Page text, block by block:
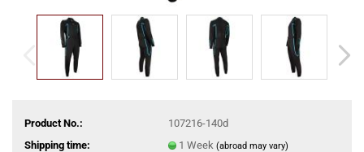
Product No.:
107216-140d
Shipping time:
1 Week (abroad may vary)